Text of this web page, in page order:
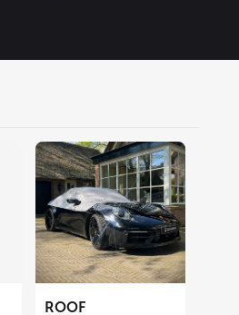
Mehr
lesen
über
ROOF
Autodachabdeckung
ROOF